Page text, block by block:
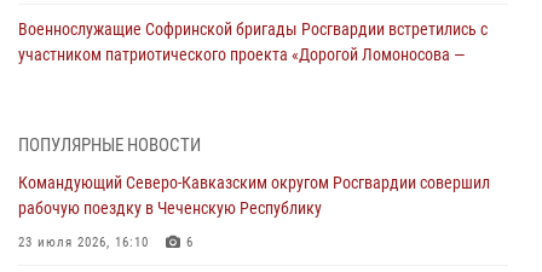
Военнослужащие Софринской бригады Росгвардии встретились с
участником патриотического проекта «Дорогой Ломоносова —
Кузбассе
08 августа 2026, 07:00
ПОПУЛЯРНЫЕ НОВОСТИ
Командующий Северо-Кавказским округом Росгвардии совершил
рабочую поездку в Чеченскую Республику
23 июля 2026, 16:10 6